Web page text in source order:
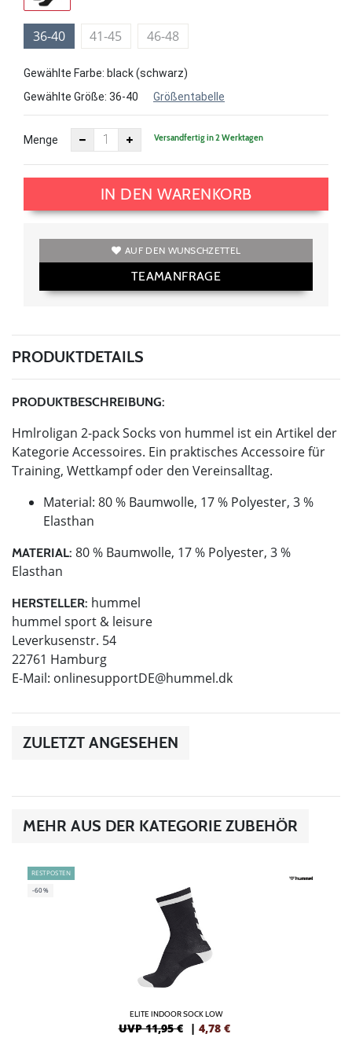
36-40 41-45 46-48
Gewählte Farbe: black (schwarz)
Gewählte Größe: 36-40 Größentabelle
Menge Versandfertig in 2 Werktagen
IN DEN WARENKORB
AUF DEN WUNSCHZETTEL
TEAMANFRAGE
PRODUKTDETAILS
PRODUKTBESCHREIBUNG:
Hmlroligan 2-pack Socks von hummel ist ein Artikel der
Kategorie Accessoires. Ein praktisches Accessoire für
Training, Wettkampf oder den Vereinsalltag.
Material: 80 % Baumwolle, 17 % Polyester, 3 %
Elasthan
MATERIAL: 80 % Baumwolle, 17 % Polyester, 3 %
Elasthan
HERSTELLER: hummel
hummel sport & leisure
Leverkusenstr. 54
22761 Hamburg
E-Mail: onlinesupportDE@hummel.dk
ZULETZT ANGESEHEN
MEHR AUS DER KATEGORIE ZUBEHÖR
RESTPOSTEN
-60%
ELITE INDOOR SOCK LOW
UVP 11,95 € | 4,78 €